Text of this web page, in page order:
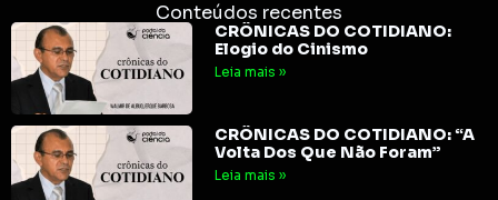
Conteúdos recentes
CRÔNICAS DO COTIDIANO:
Elogio do Cinismo
Leia mais »
CRÔNICAS DO COTIDIANO: “A
Volta Dos Que Não Foram”
Leia mais »